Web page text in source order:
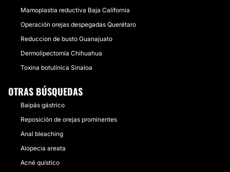
Mamoplastia reductiva Baja California
Operación orejas despegadas Querétaro
Reduccion de busto Guanajuato
Dermolipectomía Chihuahua
Toxina botulínica Sinaloa
OTRAS BÚSQUEDAS
Baipás gástrico
Reposición de orejas prominentes
Anal bleaching
Alopecia areata
Acné quístico